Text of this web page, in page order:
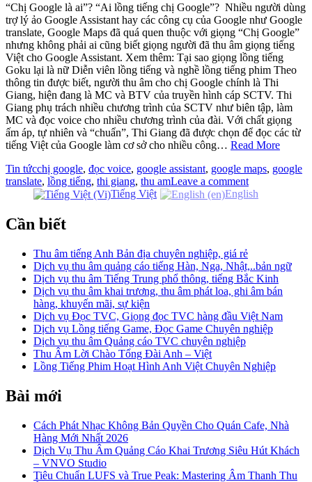
“Chị Google là ai”? “Ai lồng tiếng chị Google”? Nhiều người dùng
trợ lý ảo Google Assistant hay các công cụ của Google như Google
translate, Google Maps đã quá quen thuộc với giọng “Chị Google”
nhưng không phải ai cũng biết giọng người đã thu âm giọng tiếng
Việt cho Google Assistant. Xem thêm: Tại sao giọng lồng tiếng
Goku lại là nữ Diễn viên lồng tiếng và nghề lồng tiếng phim Theo
thông tin được biết, người thu âm cho chị Google chính là Thi
Giang, hiện đang là MC và BTV của truyền hình cáp SCTV. Thi
Giang phụ trách nhiều chương trình của SCTV như biên tập, làm
MC và đọc voice cho nhiều chương trình của đài. Với chất giọng
ấm áp, tự nhiên và “chuẩn”, Thi Giang đã được chọn để đọc các từ
tiếng Việt của Google làm cơ sở cho nhiều công… Read More
Tin tứcchị google, đọc voice, google assistant, google maps, google
translate, lồng tiếng, thi giang, thu amLeave a comment
Tiếng Việt
English
Cần biết
Thu âm tiếng Anh Bản địa chuyên nghiệp, giá rẻ
Dịch vụ thu âm quảng cáo tiếng Hàn, Nga, Nhật,..bản ngữ
Dịch vụ thu âm Tiếng Trung phổ thông, tiếng Bắc Kinh
Dịch vụ thu âm khai trương, thu âm phát loa, ghi âm bán
hàng, khuyến mãi, sự kiện
Dịch vụ Đọc TVC, Giọng đọc TVC hàng đầu Việt Nam
Dịch vụ Lồng tiếng Game, Đọc Game Chuyên nghiệp
Dịch vụ thu âm Quảng cáo TVC chuyên nghiệp
Thu Âm Lời Chào Tổng Đài Anh – Việt
Lồng Tiếng Phim Hoạt Hình Anh Việt Chuyên Nghiệp
Bài mới
Cách Phát Nhạc Không Bản Quyền Cho Quán Cafe, Nhà
Hàng Mới Nhất 2026
Dịch Vụ Thu Âm Quảng Cáo Khai Trương Siêu Hút Khách
– VNVO Studio
Tiêu Chuẩn LUFS và True Peak: Mastering Âm Thanh Thu